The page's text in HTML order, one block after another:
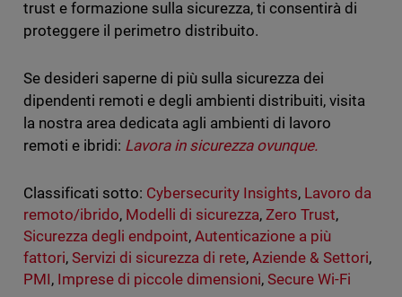
trust e formazione sulla sicurezza, ti consentirà di
proteggere il perimetro distribuito.
Se desideri saperne di più sulla sicurezza dei
dipendenti remoti e degli ambienti distribuiti, visita
la nostra area dedicata agli ambienti di lavoro
remoti e ibridi: Lavora in sicurezza ovunque.
Classificati sotto: Cybersecurity Insights, Lavoro da
remoto/ibrido, Modelli di sicurezza,Zero Trust,
Sicurezza degli endpoint, Autenticazione a più
fattori, Servizi di sicurezza di rete,Aziende & Settori,
PMI, Imprese di piccole dimensioni,Secure Wi-Fi